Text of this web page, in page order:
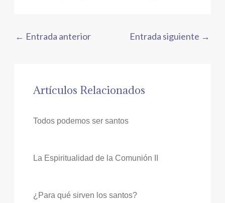
← Entrada anterior Entrada siguiente →
Artículos Relacionados
Todos podemos ser santos
La Espiritualidad de la Comunión II
¿Para qué sirven los santos?